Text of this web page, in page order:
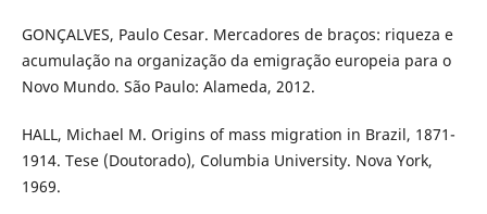
GONÇALVES, Paulo Cesar. Mercadores de braços: riqueza e
acumulação na organização da emigração europeia para o
Novo Mundo. São Paulo: Alameda, 2012.
HALL, Michael M. Origins of mass migration in Brazil, 1871-
1914. Tese (Doutorado), Columbia University. Nova York,
1969.